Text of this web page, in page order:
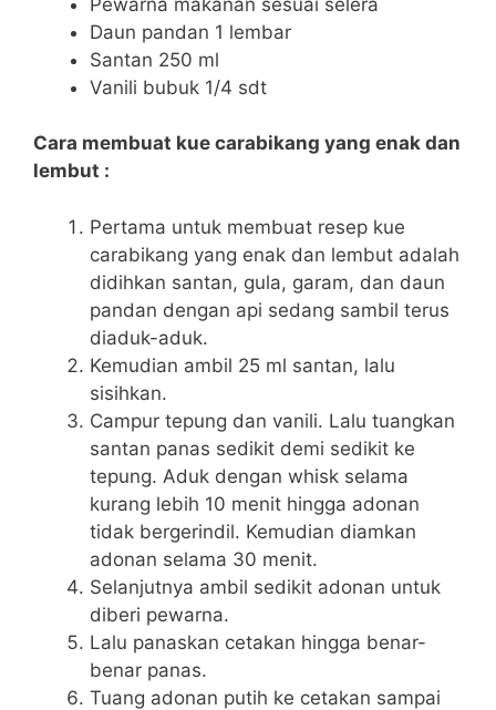
Daun pandan 1 lembar
Santan 250 ml
Vanili bubuk 1/4 sdt
Cara membuat kue carabikang yang enak dan
lembut :
Pertama untuk membuat resep kue
carabikang yang enak dan lembut adalah
didihkan santan, gula, garam, dan daun
pandan dengan api sedang sambil terus
diaduk-aduk.
Kemudian ambil 25 ml santan, lalu
sisihkan.
Campur tepung dan vanili. Lalu tuangkan
santan panas sedikit demi sedikit ke
tepung. Aduk dengan whisk selama
kurang lebih 10 menit hingga adonan
tidak bergerindil. Kemudian diamkan
adonan selama 30 menit.
Selanjutnya ambil sedikit adonan untuk
diberi pewarna.
Lalu panaskan cetakan hingga benar-
benar panas.
Tuang adonan putih ke cetakan sampai